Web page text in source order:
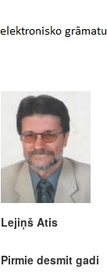
Lejiņš Atis
Pirmie desmit gadi